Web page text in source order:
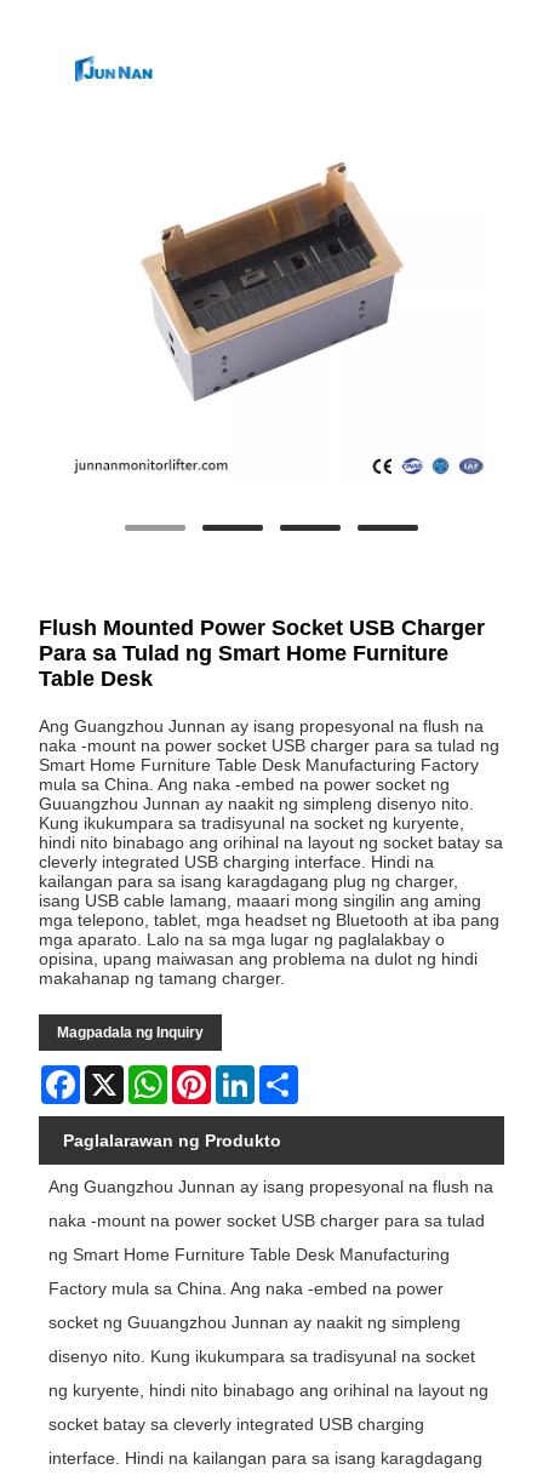
Flush Mounted Power Socket USB Charger
Para sa Tulad ng Smart Home Furniture
Table Desk
Ang Guangzhou Junnan ay isang propesyonal na flush na
naka -mount na power socket USB charger para sa tulad ng
Smart Home Furniture Table Desk Manufacturing Factory
mula sa China. Ang naka -embed na power socket ng
Guuangzhou Junnan ay naakit ng simpleng disenyo nito.
Kung ikukumpara sa tradisyunal na socket ng kuryente,
hindi nito binabago ang orihinal na layout ng socket batay sa
cleverly integrated USB charging interface. Hindi na
kailangan para sa isang karagdagang plug ng charger,
isang USB cable lamang, maaari mong singilin ang aming
mga telepono, tablet, mga headset ng Bluetooth at iba pang
mga aparato. Lalo na sa mga lugar ng paglalakbay o
opisina, upang maiwasan ang problema na dulot ng hindi
makahanap ng tamang charger.
Magpadala ng Inquiry
Facebook
X WhatsAppPinterestLinkedIn
Paglalarawan ng Produkto
Ang Guangzhou Junnan ay isang propesyonal na flush na
naka -mount na power socket USB charger para sa tulad
ng Smart Home Furniture Table Desk Manufacturing
Factory mula sa China. Ang naka -embed na power
socket ng Guuangzhou Junnan ay naakit ng simpleng
disenyo nito. Kung ikukumpara sa tradisyunal na socket
ng kuryente, hindi nito binabago ang orihinal na layout ng
socket batay sa cleverly integrated USB charging
interface. Hindi na kailangan para sa isang karagdagang